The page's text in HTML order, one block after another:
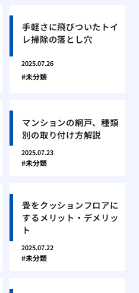
手軽さに飛びついたトイ
レ掃除の落とし穴
2025.07.26
未分類
マンションの網戸、種類
別の取り付け方解説
2025.07.23
未分類
畳をクッションフロアに
するメリット・デメリッ
ト
2025.07.22
未分類